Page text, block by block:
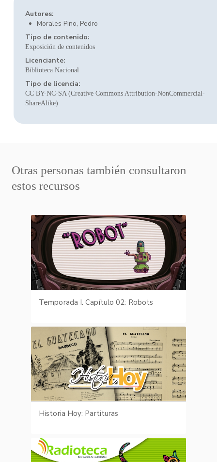
Autores:
Morales Pino, Pedro
Tipo de contenido:
Exposición de contenidos
Licenciante:
Biblioteca Nacional
Tipo de licencia:
CC BY-NC-SA (Creative Commons Attribution-NonCommercial-
ShareAlike)
Otras personas también consultaron
estos recursos
Temporada I. Capítulo 02: Robots
Historia Hoy: Partituras